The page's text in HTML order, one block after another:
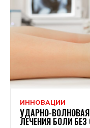
ИННОВАЦИИ
УДАРНО-
ЛЕЧЕНИЯ БОЛИ